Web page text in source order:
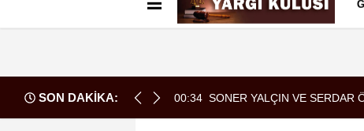
Künye İletişim Çerez Politikası
SON DAKİKA:
YEMEK MASASI MI PR ANLAŞMASI MI?
00:34 SONER YALÇIN VE SERDAR